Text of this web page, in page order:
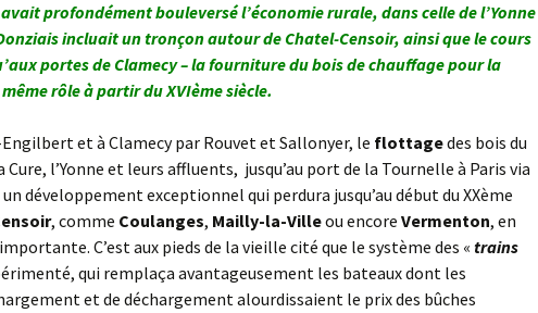
profondément bouleversé l’économie rurale, dans celle de l’Yonne
incluait un tronçon autour de Chatel-Censoir, ainsi que le cours
portes de Clamecy – la fourniture du bois de chauffage pour la
rôle à partir du XVIème siècle.
et à Clamecy par Rouvet et Sallonyer, le flottagedes bois du
Cure, l’Yonne et leurs affluents, jusqu’au port de la Tournelle à Paris via
développement exceptionnel qui perdura jusqu’au début du XXème
, comme Coulanges, Mailly-la-Villeou encore Vermenton, en
C’est aux pieds de la vieille cité que le système des « trains
qui remplaça avantageusement les bateaux dont les
et de déchargement alourdissaient le prix des bûches